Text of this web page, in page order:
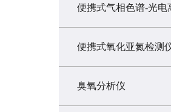
便携式气相色谱-光电
便携式氧化亚氮检测
臭氧分析仪